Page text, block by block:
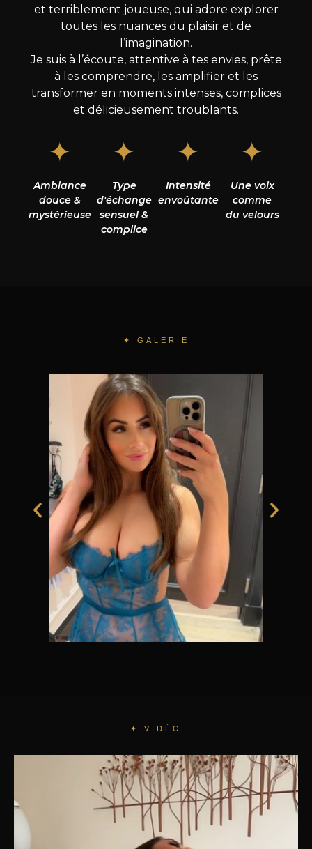
et terriblement joueuse, qui adore explorer
toutes les nuances du plaisir et de
l’imagination.
Je suis à l’écoute, attentive à tes envies, prête
à les comprendre, les amplifier et les
transformer en moments intenses, complices
et délicieusement troublants.
✦
Ambiance
douce &
mystérieuse
✦
Type
d'échange
sensuel &
complice
✦
Intensité
envoûtante
✦
Une voix
comme
du velours
✦ GALERIE
✦ VIDÉO